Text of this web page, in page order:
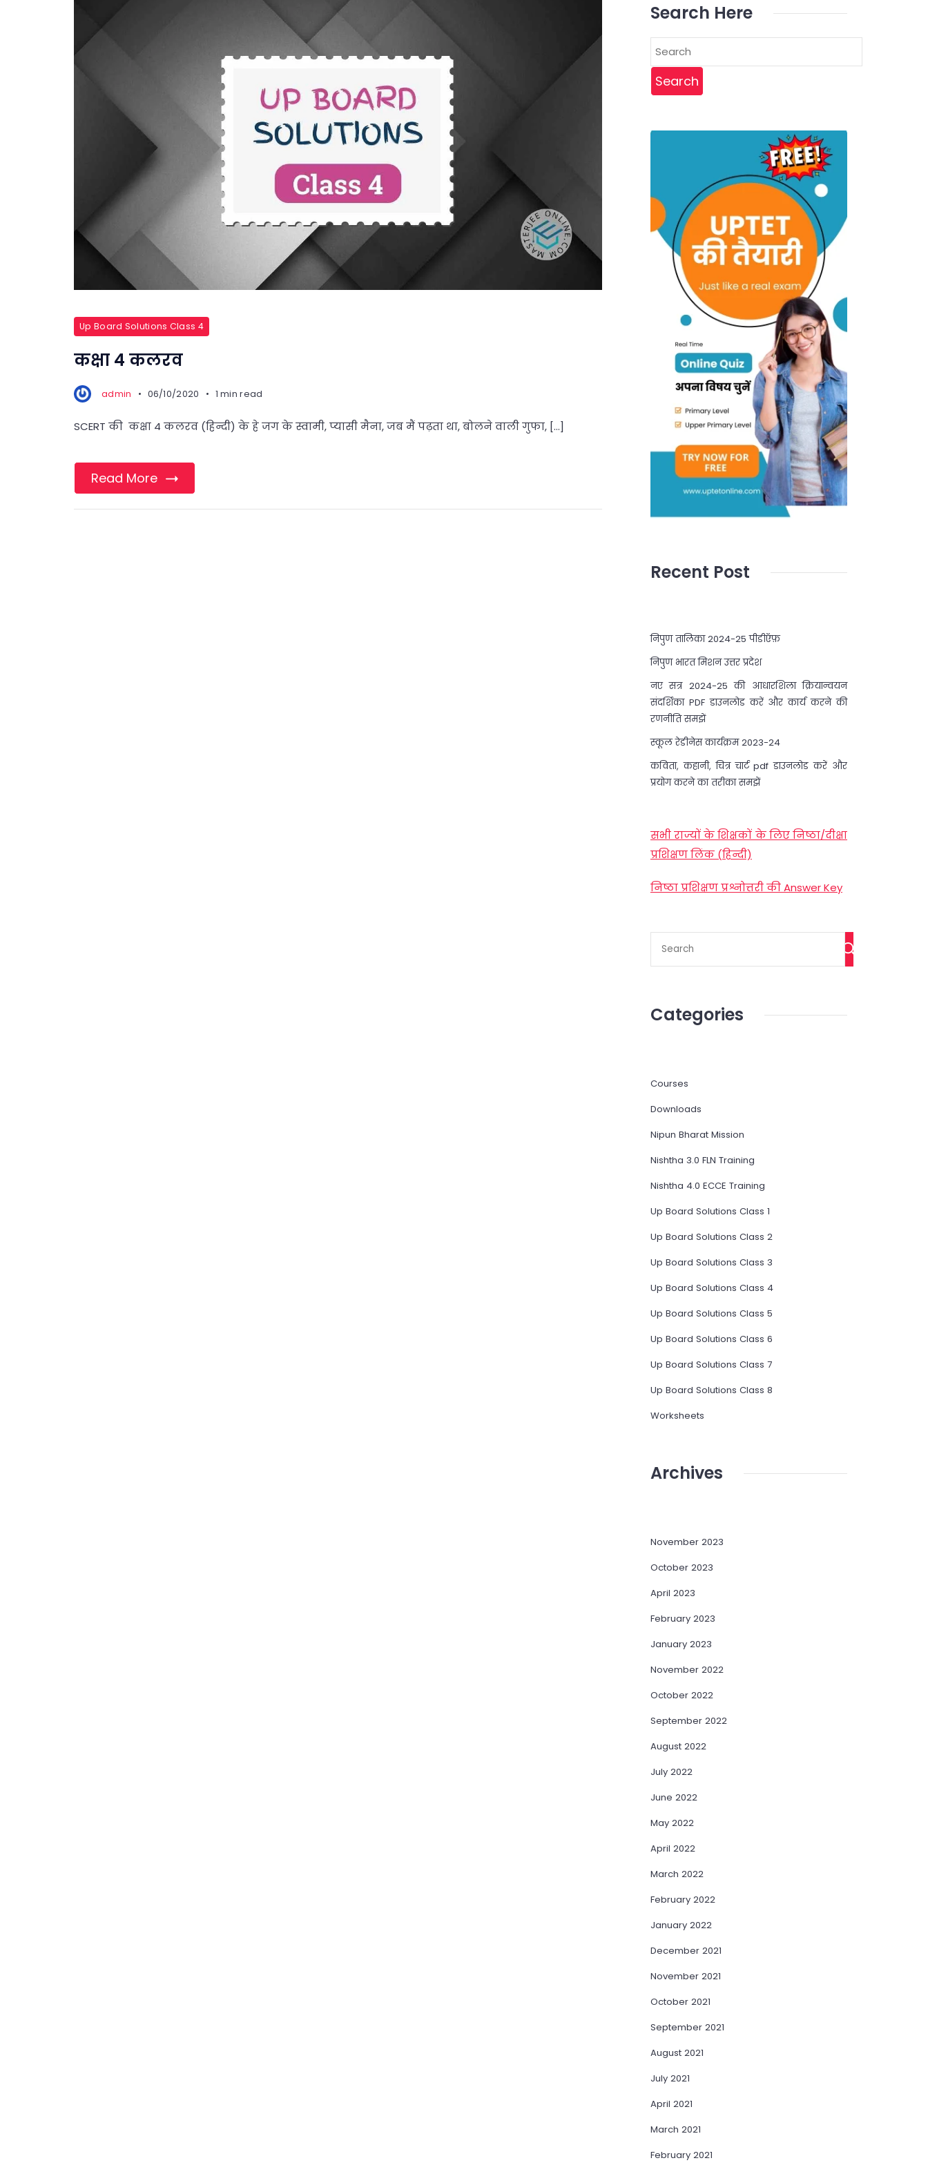
Up Board Solutions Class 4
कक्षा 4 कलरव
admin 06/10/2020 1 min read
SCERT की कक्षा 4 कलरव (हिन्दी) के हे जग के स्वामी, प्यासी मैना, जब मैं पढ़ता था, बोलने वाली गुफा, […]
Read More
Search Here
Search
for:
Recent Post
निपुण तालिका 2024-25 पीडीऍफ़
निपुण भारत मिशन उत्तर प्रदेश
नए सत्र 2024-25 की आधारशिला क्रियान्वयन
संदर्शिका PDF डाउनलोड करें और कार्य करने की
रणनीति समझें
स्कूल रेडीनेस कार्यक्रम 2023-24
कविता, कहानी, चित्र चार्ट pdf डाउनलोड करें और
प्रयोग करने का तरीका समझें
सभी राज्यों के शिक्षकों के लिए निष्ठा/दीक्षा
प्रशिक्षण लिंक (हिन्दी)
निष्ठा प्रशिक्षण प्रश्नोत्तरी की Answer Key
Categories
Courses
Downloads
Nipun Bharat Mission
Nishtha 3.0 FLN Training
Nishtha 4.0 ECCE Training
Up Board Solutions Class 1
Up Board Solutions Class 2
Up Board Solutions Class 3
Up Board Solutions Class 4
Up Board Solutions Class 5
Up Board Solutions Class 6
Up Board Solutions Class 7
Up Board Solutions Class 8
Worksheets
Archives
November 2023
October 2023
April 2023
February 2023
January 2023
November 2022
October 2022
September 2022
August 2022
July 2022
June 2022
May 2022
April 2022
March 2022
February 2022
January 2022
December 2021
November 2021
October 2021
September 2021
August 2021
July 2021
April 2021
March 2021
February 2021